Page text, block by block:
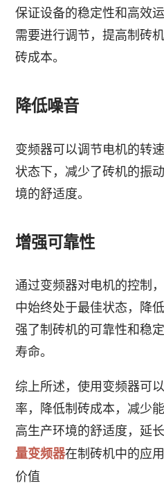
保证设备的稳定性和高效
需要进行调节，提高制砖
砖成本。
降低噪音
变频器可以调节电机的转
状态下，减少了砖机的振
境的舒适度。
增强可靠性
通过变频器对电机的控制
中始终处于最佳状态，降
强了制砖机的可靠性和稳
寿命。
综上所述，使用变频器可
率，降低制砖成本，减少
高生产环境的舒适度，延
量变频器在制砖机中的应
价值